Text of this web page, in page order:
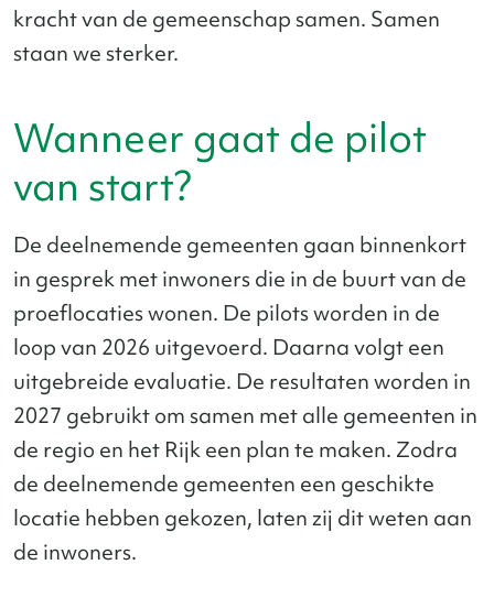
kracht van de gemeenschap samen. Samen
staan we sterker.
Wanneer gaat de pilot
van start?
De deelnemende gemeenten gaan binnenkort
in gesprek met inwoners die in de buurt van de
proeflocaties wonen. De pilots worden in de
loop van 2026 uitgevoerd. Daarna volgt een
uitgebreide evaluatie. De resultaten worden in
2027 gebruikt om samen met alle gemeenten in
de regio en het Rijk een plan te maken. Zodra
de deelnemende gemeenten een geschikte
locatie hebben gekozen, laten zij dit weten aan
de inwoners.